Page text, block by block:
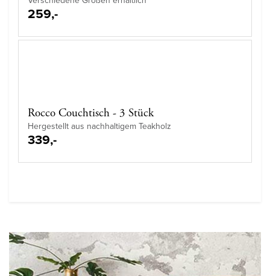
259,-
Rocco Couchtisch - 3 Stück
Hergestellt aus nachhaltigem Teakholz
339,-